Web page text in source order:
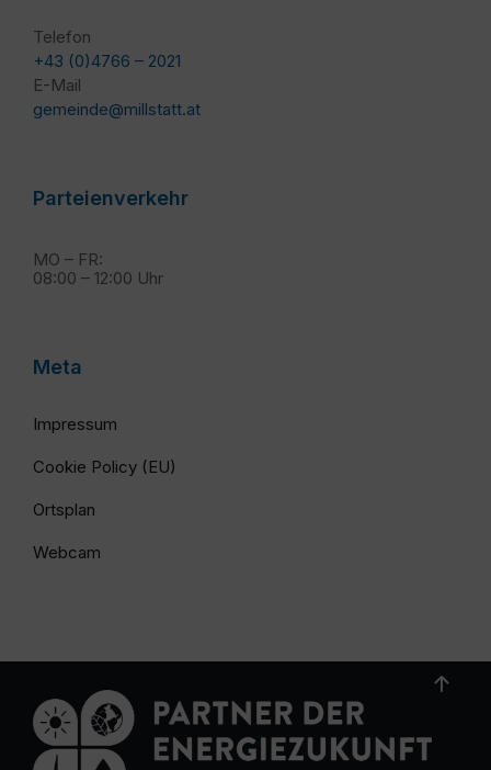
Telefon
+43 (0)4766 – 2021
E-Mail
gemeinde@millstatt.at
Parteienverkehr
MO – FR:
08:00 – 12:00 Uhr
Meta
Impressum
Cookie Policy (EU)
Ortsplan
Webcam